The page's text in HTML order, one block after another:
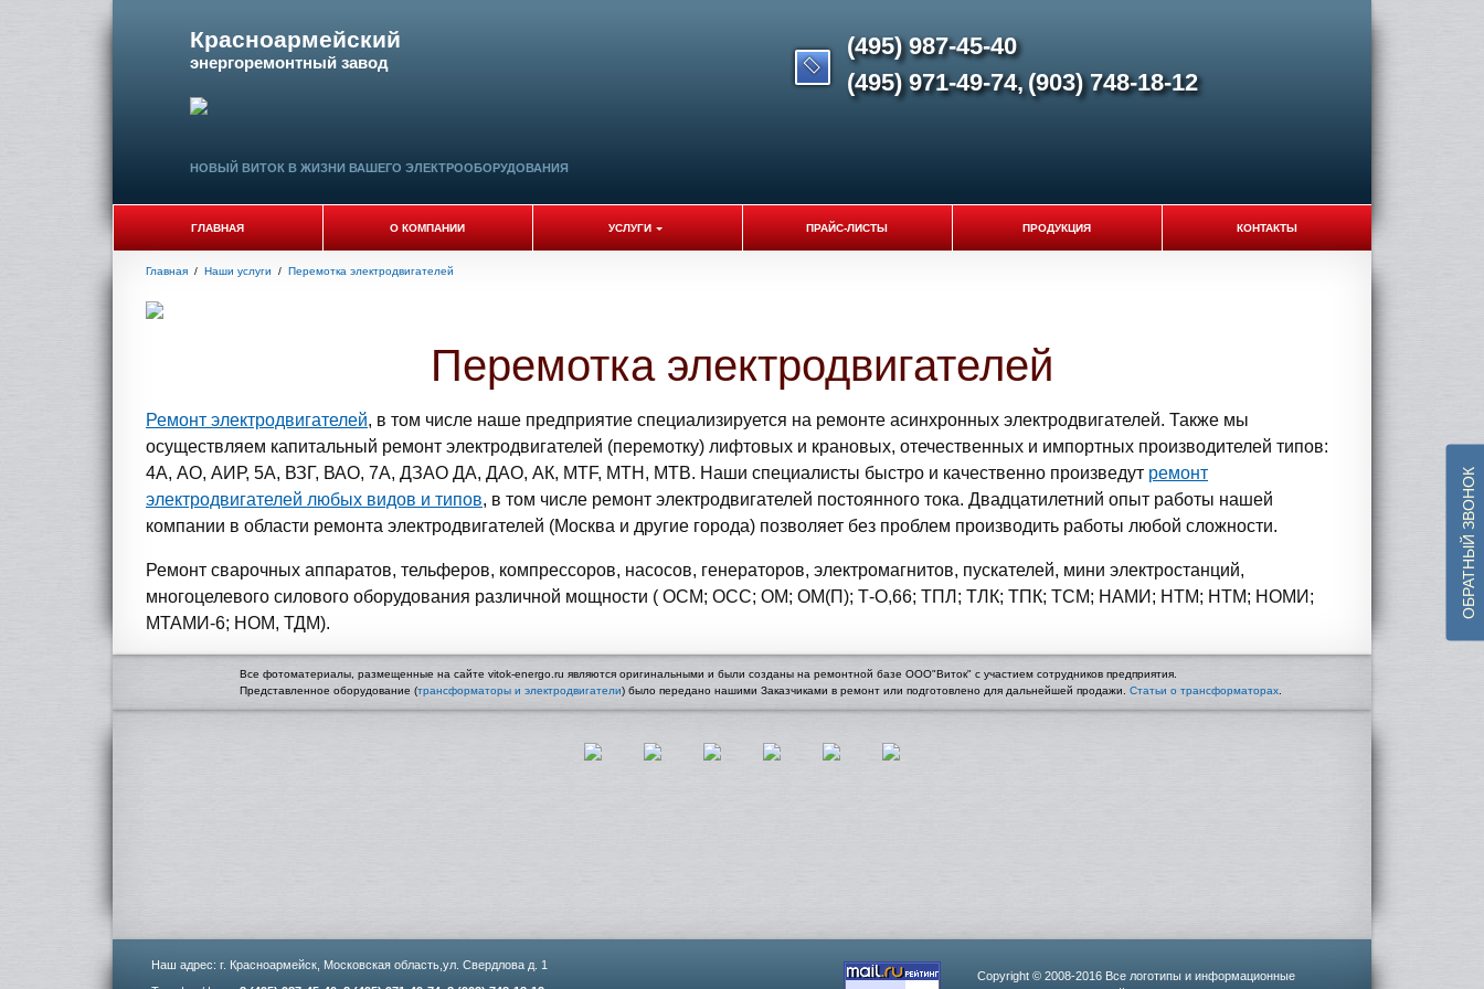
Красноармейский
энергоремонтный завод
НОВЫЙ ВИТОК В ЖИЗНИ ВАШЕГО ЭЛЕКТРООБОРУДОВАНИЯ
(495) 987-45-40
(495) 971-49-74, (903) 748-18-12
ГЛАВНАЯ О КОМПАНИИ УСЛУГИ ПРАЙС-ЛИСТЫ ПРОДУКЦИЯ КОНТАКТЫ
Главная / Наши услуги / Перемотка электродвигателей
Перемотка электродвигателей
Ремонт электродвигателей, в том числе наше предприятие специализируется на ремонте асинхронных электродвигателей. Также мы
осуществляем капитальный ремонт электродвигателей (перемотку) лифтовых и крановых, отечественных и импортных производителей типов:
4А, АО, АИР, 5А, ВЗГ, ВАО, 7А, ДЗАО ДА, ДАО, АК, МТF, МТН, МТВ. Наши специалисты быстро и качественно произведут ремонт
электродвигателей любых видов и типов, в том числе ремонт электродвигателей постоянного тока. Двадцатилетний опыт работы нашей
компании в области ремонта электродвигателей (Москва и другие города) позволяет без проблем производить работы любой сложности.
Ремонт сварочных аппаратов, тельферов, компрессоров, насосов, генераторов, электромагнитов, пускателей, мини электростанций,
многоцелевого силового оборудования различной мощности ( ОСМ; ОСС; ОМ; ОМ(П); Т-О,66; ТПЛ; ТЛК; ТПК; ТСМ; НАМИ; НТМ; НТМ; НОМИ;
МТАМИ-6; НОМ, ТДМ).
Все фотоматериалы, размещенные на сайте vitok-energo.ru являются оригинальными и были созданы на ремонтной базе ООО"Виток" с участием сотрудников предприятия.
Представленное оборудование (трансформаторы и электродвигатели) было передано нашими Заказчиками в ремонт или подготовлено для дальнейшей продажи. Статьи о трансформаторах
Наш адрес: г. Красноармейск, Московская область,ул. Свердлова д. 1
Copyright © 2008-2016 Все логотипы и информационные
ОБРАТНЫЙ ЗВОНОК